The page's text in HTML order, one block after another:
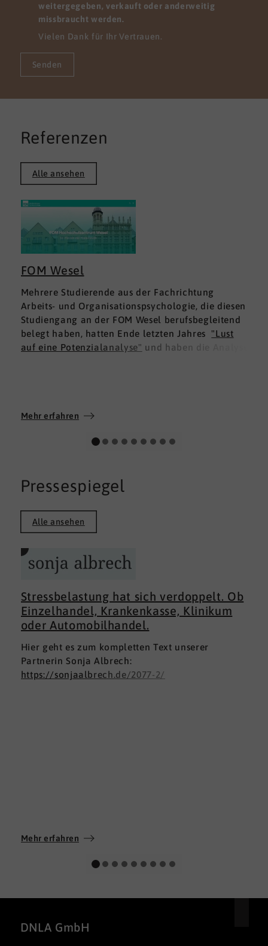
weitergegeben, verkauft oder anderweitig
missbraucht werden.
Vielen Dank für Ihr Vertrauen.
Senden
Referenzen
Alle ansehen
FOM Wesel
Mehrere Studierende aus der Fachrichtung
Arbeits- und Organisationspsychologie, die diesen
Studiengang an der FOM Wesel berufsbegleitend
belegt haben, hatten Ende letzten Jahres "Lust
auf eine Potenzialanalyse" und haben die Analyse
Wir wünschen allen Teilnehmerinnen und
persönlichen Weg und viel Erfolg.
Mehr erfahren
Pressespiegel
Alle ansehen
Stressbelastung hat sich verdoppelt. Ob
Einzelhandel, Krankenkasse, Klinikum
oder Automobilhandel.
Hier geht es zum kompletten Text unserer
Partnerin Sonja Albrech:
https://sonjaalbrech.de/2077-2/
Mehr erfahren
DNLA GmbH